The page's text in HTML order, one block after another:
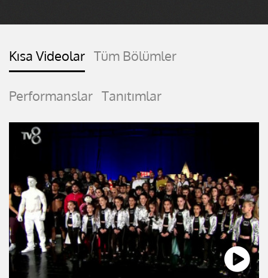
Kısa Videolar Tüm Bölümler
Performanslar Tanıtımlar